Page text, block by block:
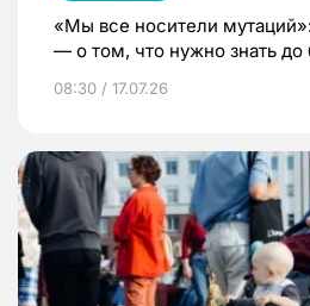
«Мы все носители
— о том, что нужно знать
08:30 / 17.07.26